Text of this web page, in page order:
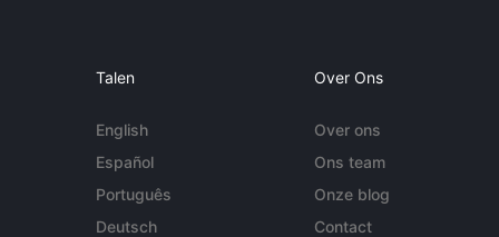
Talen
English
Español
Português
Deutsch
Over Ons
Over ons
Ons team
Onze blog
Contact